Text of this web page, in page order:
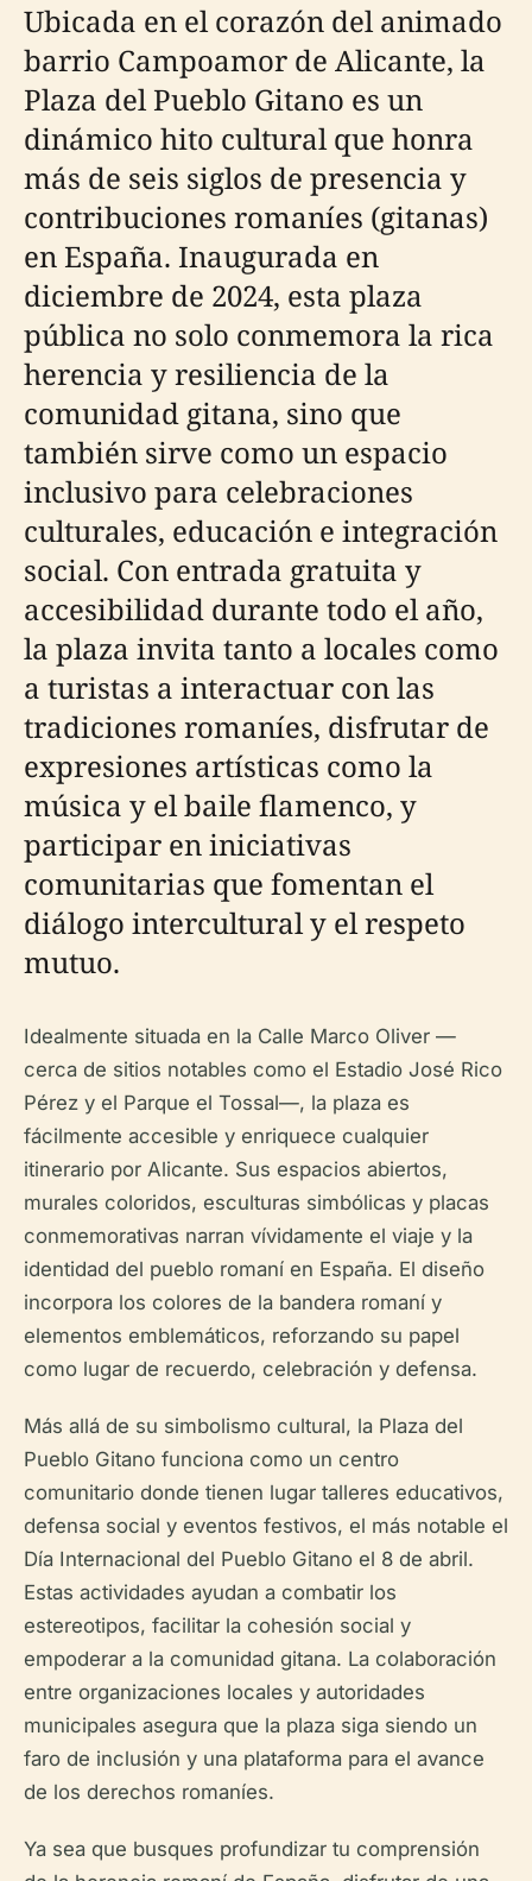
Ubicada en el corazón del animado
barrio Campoamor de Alicante, la
Plaza del Pueblo Gitano es un
dinámico hito cultural que honra
más de seis siglos de presencia y
contribuciones romaníes (gitanas)
en España. Inaugurada en
diciembre de 2024, esta plaza
pública no solo conmemora la rica
herencia y resiliencia de la
comunidad gitana, sino que
también sirve como un espacio
inclusivo para celebraciones
culturales, educación e integración
social. Con entrada gratuita y
accesibilidad durante todo el año,
la plaza invita tanto a locales como
a turistas a interactuar con las
tradiciones romaníes, disfrutar de
expresiones artísticas como la
música y el baile flamenco, y
participar en iniciativas
comunitarias que fomentan el
diálogo intercultural y el respeto
mutuo.
Idealmente situada en la Calle Marco Oliver —
cerca de sitios notables como el Estadio José Rico
Pérez y el Parque el Tossal—, la plaza es
fácilmente accesible y enriquece cualquier
itinerario por Alicante. Sus espacios abiertos,
murales coloridos, esculturas simbólicas y placas
conmemorativas narran vívidamente el viaje y la
identidad del pueblo romaní en España. El diseño
incorpora los colores de la bandera romaní y
elementos emblemáticos, reforzando su papel
como lugar de recuerdo, celebración y defensa.
Más allá de su simbolismo cultural, la Plaza del
Pueblo Gitano funciona como un centro
comunitario donde tienen lugar talleres educativos,
defensa social y eventos festivos, el más notable el
Día Internacional del Pueblo Gitano el 8 de abril.
Estas actividades ayudan a combatir los
estereotipos, facilitar la cohesión social y
empoderar a la comunidad gitana. La colaboración
entre organizaciones locales y autoridades
municipales asegura que la plaza siga siendo un
faro de inclusión y una plataforma para el avance
de los derechos romaníes.
Ya sea que busques profundizar tu comprensión